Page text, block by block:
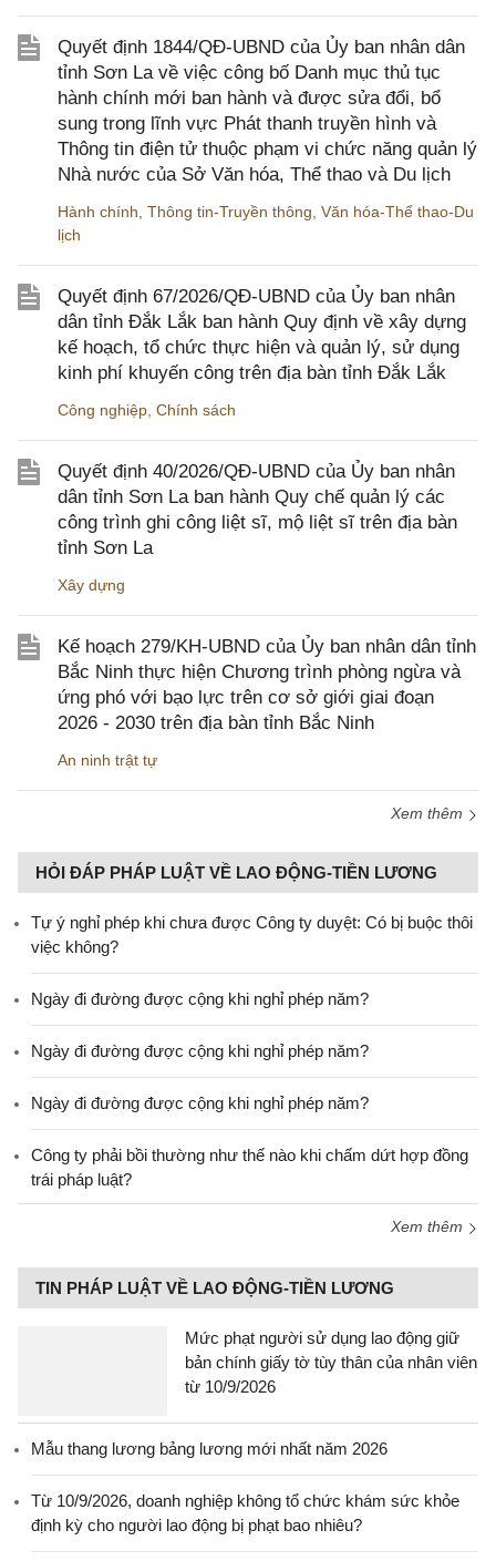
Quyết định 1844/QĐ-UBND của Ủy ban nhân dân
tỉnh Sơn La về việc công bố Danh mục thủ tục
hành chính mới ban hành và được sửa đổi, bổ
sung trong lĩnh vực Phát thanh truyền hình và
Thông tin điện tử thuộc phạm vi chức năng quản lý
Nhà nước của Sở Văn hóa, Thể thao và Du lịch
Hành chính, Thông tin-Truyền thông, Văn hóa-Thể thao-Du
lịch
Quyết định 67/2026/QĐ-UBND của Ủy ban nhân
dân tỉnh Đắk Lắk ban hành Quy định về xây dựng
kế hoạch, tổ chức thực hiện và quản lý, sử dụng
kinh phí khuyến công trên địa bàn tỉnh Đắk Lắk
Công nghiệp, Chính sách
Quyết định 40/2026/QĐ-UBND của Ủy ban nhân
dân tỉnh Sơn La ban hành Quy chế quản lý các
công trình ghi công liệt sĩ, mộ liệt sĩ trên địa bàn
tỉnh Sơn La
Xây dựng
Kế hoạch 279/KH-UBND của Ủy ban nhân dân tỉnh
Bắc Ninh thực hiện Chương trình phòng ngừa và
ứng phó với bạo lực trên cơ sở giới giai đoạn
2026 - 2030 trên địa bàn tỉnh Bắc Ninh
An ninh trật tự
Xem thêm
HỎI ĐÁP PHÁP LUẬT VỀ LAO ĐỘNG-TIỀN LƯƠNG
Tự ý nghỉ phép khi chưa được Công ty duyệt: Có bị buộc thôi
việc không?
Ngày đi đường được cộng khi nghỉ phép năm?
Ngày đi đường được cộng khi nghỉ phép năm?
Ngày đi đường được cộng khi nghỉ phép năm?
Công ty phải bồi thường như thế nào khi chấm dứt hợp đồng
trái pháp luật?
Xem thêm
TIN PHÁP LUẬT VỀ LAO ĐỘNG-TIỀN LƯƠNG
Mức phạt người sử dụng lao động giữ
bản chính giấy tờ tùy thân của nhân viên
từ 10/9/2026
Mẫu thang lương bảng lương mới nhất năm 2026
Từ 10/9/2026, doanh nghiệp không tổ chức khám sức khỏe
định kỳ cho người lao động bị phạt bao nhiêu?